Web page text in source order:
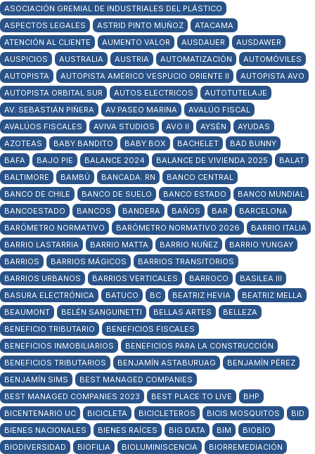
ASOCIACIÓN GREMIAL DE INDUSTRIALES DEL PLÁSTICO
ASPECTOS LEGALES
ASTRID PINTO MUÑOZ
ATACAMA
ATENCIÓN AL CLIENTE
AUMENTO VALOR AUSDAUER
AUSDAWER
AUSPICIOS
AUSTRALIA AUSTRIA AUTOMATIZACIÓN
AUTOMÓVILES
AUTOPISTA
AUTOPISTA AMÉRICO VESPUCIO ORIENTE II
AUTOPISTA AVO
AUTOPISTA ORBITAL SUR
AUTOS ELECTRICOS
AUTOTUTELAJE
AV. SEBASTIÁN PIÑERA
AV.PASEO MARINA
AVALÚO FISCAL
AVALÚOS FISCALES
AVIVA STUDIOS AVO II AYSÉN
AYUDAS
AZOTEAS
BABY BANDITO BABY BOX BACHELET
BAD BUNNY
BAFA
BAJO PIE BALANCE 2024 BALANCE DE VIVIENDA 2025
BALAT
BALTIMORE
BAMBÚ BANCADA. RN
BANCO CENTRAL
BANCO DE CHILE
BANCO DE SUELO BANCO ESTADO
BANCO MUNDIAL
BANCOESTADO
BANCOS BANDERA BAÑOS BAR
BARCELONA
BARÓMETRO NORMATIVO
BARÓMETRO NORMATIVO 2026
BARRIO ITALIA
BARRIO LASTARRIA
BARRIO MATTA BARRIO NUÑEZ
BARRIO YUNGAY
BARRIOS
BARRIOS MÁGICOS
BARRIOS TRANSITORIOS
BARRIOS URBANOS
BARRIOS VERTICALES BARROCO
BASILEA III
BASURA ELECTRÓNICA
BATUCO BC BEATRIZ HEVIA
BEATRIZ MELLA
BEAUMONT
BELÉN SANGUINETTI BELLAS ARTES
BELLEZA
BENEFICIO TRIBUTARIO
BENEFICIOS FISCALES
BENEFICIOS INMOBILIARIOS
BENEFICIOS PARA LA CONSTRUCCIÓN
BENEFICIOS TRIBUTARIOS
BENJAMÍN ASTABURUAG
BENJAMÍN PÉREZ
BENJAMÍN SIMS
BEST MANAGED COMPANIES
BEST MANAGED COMPANIES 2023
BEST PLACE TO LIVE
BHP
BICENTENARIO UC
BICICLETA BICICLETEROS BICIS MOSQUITOS
BID
BIENES NACIONALES
BIENES RAÍCES BIG DATA BIM
BIOBÍO
BIODIVERSIDAD
BIOFILIA BIOLUMINISCENCIA
BIORREMEDIACIÓN